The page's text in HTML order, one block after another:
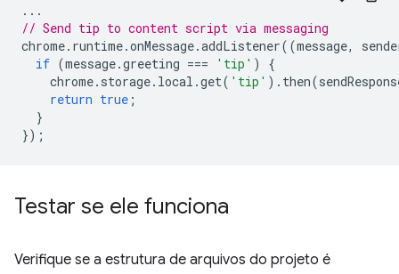
...
// Send tip to content script via messaging
chrome. runtime.onMessage.addListener((message,
if (message.greeting === 'tip' )
{
chrome. storage. local .get( 'tip' ). then(
return true ;
}
});
Testar se ele funciona
Verifique se a estrutura de arquivos do projeto é